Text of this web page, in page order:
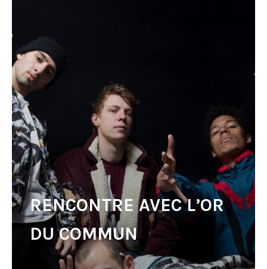
RENCONTRE AVEC L’OR
DU COMMUN